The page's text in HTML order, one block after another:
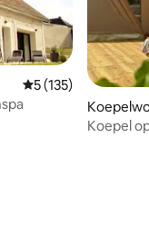
Gemiddelde
5 (135)
Koepel